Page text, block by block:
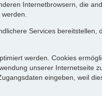
Internetbrowsern, die
Services bereitstellen,
werden. Cookies
unserer Internetseite
eingeben, weil